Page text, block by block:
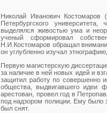
Николай Иванович
Петербургского
выделялся живостью ума и
ученый сформировал
Н.И.Костомаров обращал
он углубленно изучал
Первую магистерскую
за наличие в ней новых идей и
защитил работу по совершенно
общества, выдвигавшего идеи
арестован, провел год в
под надзором полиции. Ему было
был снят.